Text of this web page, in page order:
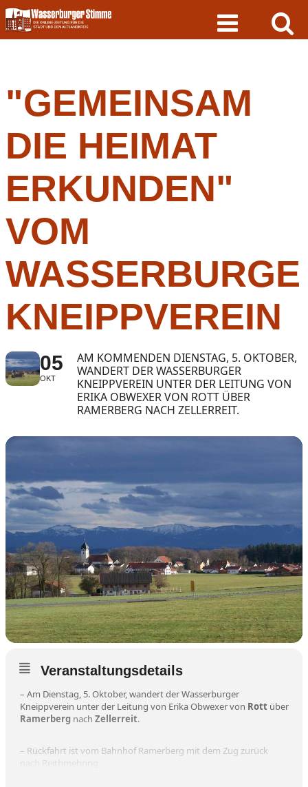
Skip
to
content
"GEMEINSAM
DIE HEIMAT
ERKUNDEN"
VOM
KNEIPPVEREIN
05
OKT
AM KOMMENDEN DIENSTAG, 5. OKTOBER,
WANDERT DER WASSERBURGER
KNEIPPVEREIN UNTER DER LEITUNG VON
ERIKA OBWEXER VON ROTT ÜBER
RAMERBERG NACH ZELLERREIT.
Veranstaltungsdetails
– Am Dienstag, 5. Oktober, wandert der Wasserburger
Kneippverein unter der Leitung von Erika Obwexer von Rott über
Ramerberg nach Zellerreit.
– Rückfahrt ist vom Bahnhof Ramerberg mit dem Zug zurück
nach Reithmehring